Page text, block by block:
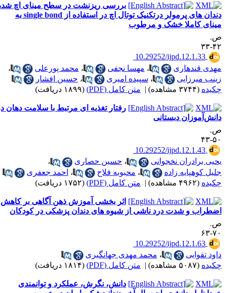
بررسی ریزنشت در سطح مینای اچ شده
دندان های پرمولر درتکنیک توتال اچ در استفاده از single bond به
کاملا خشک و مرطوب
۳۳
‎ 10.29252/ijpd.12.1.33
قندهاری
،مهسا نجفی ،محمد پورعلی
،
میرزایی
،سپیده امیری ،حسین افشار
(۳۷۴۴ مشاهده) | متن کامل (PDF) (۱۸۹۹ دریافت)
رفتار تغذیه ای مرتبط با سلامت دهان در
دبستانی
۴۳
‎ 10.29252/ijpd.12.1.43
برادران نخجوانی
،حسین حصاری
،
کوهپایه زاده
،محبوبه فلاح ،احمد جعفری
(۴۹۶۲ مشاهده) | متن کامل (PDF) (۱۷۵۲ دریافت)
اثر بخشی آموزش ذهن آگاهی بر کاهش
و شدت درد ناشی از شیوه های دندان پزشکی در کودکان
۶۳
‎ 10.29252/ijpd.12.1.63
تقوایی
،محمد مهدی جهانگیری
(۵۰۸۷ مشاهده) | متن کامل (PDF) (۱۸۱۴ دریافت)
دانش، نگرش، عملکرد و توانمندی